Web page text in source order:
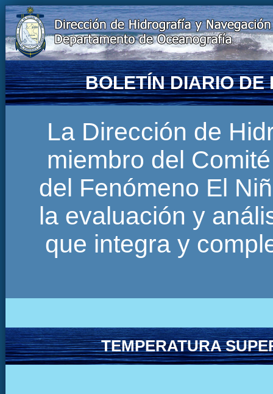
BOLETÍN DIARIO DE
La Dirección de
miembro del
del Fenómeno El
la evaluación y
que integra y
TEMPERATURA